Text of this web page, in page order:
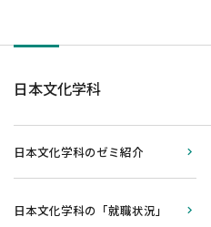
日本文化学科
日本文化学科のゼミ紹介
日本文化学科の「就職状況」